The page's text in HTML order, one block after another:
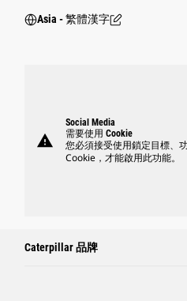
Asia - 繁體漢字
warning
Social Media
需要使用 Cookie
您必須接受使用鎖定目標、
Cookie，才能啟用此功能。
Caterpillar 品牌